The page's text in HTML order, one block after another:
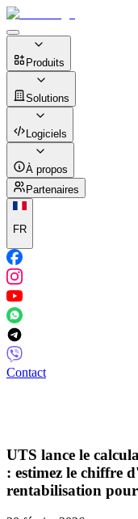
Produits
Solutions
Logiciels
À propos
Partenaires
FR
Contact
UTS lance le
: estimez le chiffre
rentabilisation